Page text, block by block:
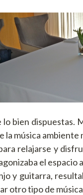
lo bien
la música
relajarse y
el espacio
y guitarra,
otro tipo de